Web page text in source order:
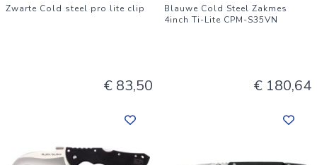
Zwarte Cold steel pro lite clip
€ 83,50
Blauwe Cold Steel Zakmes
4inch Ti-Lite CPM-S35VN
€ 180,64